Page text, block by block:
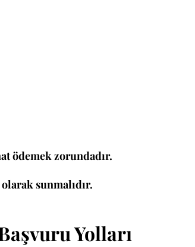
ödemek zorundadır.
sunmalıdır.
Yolları